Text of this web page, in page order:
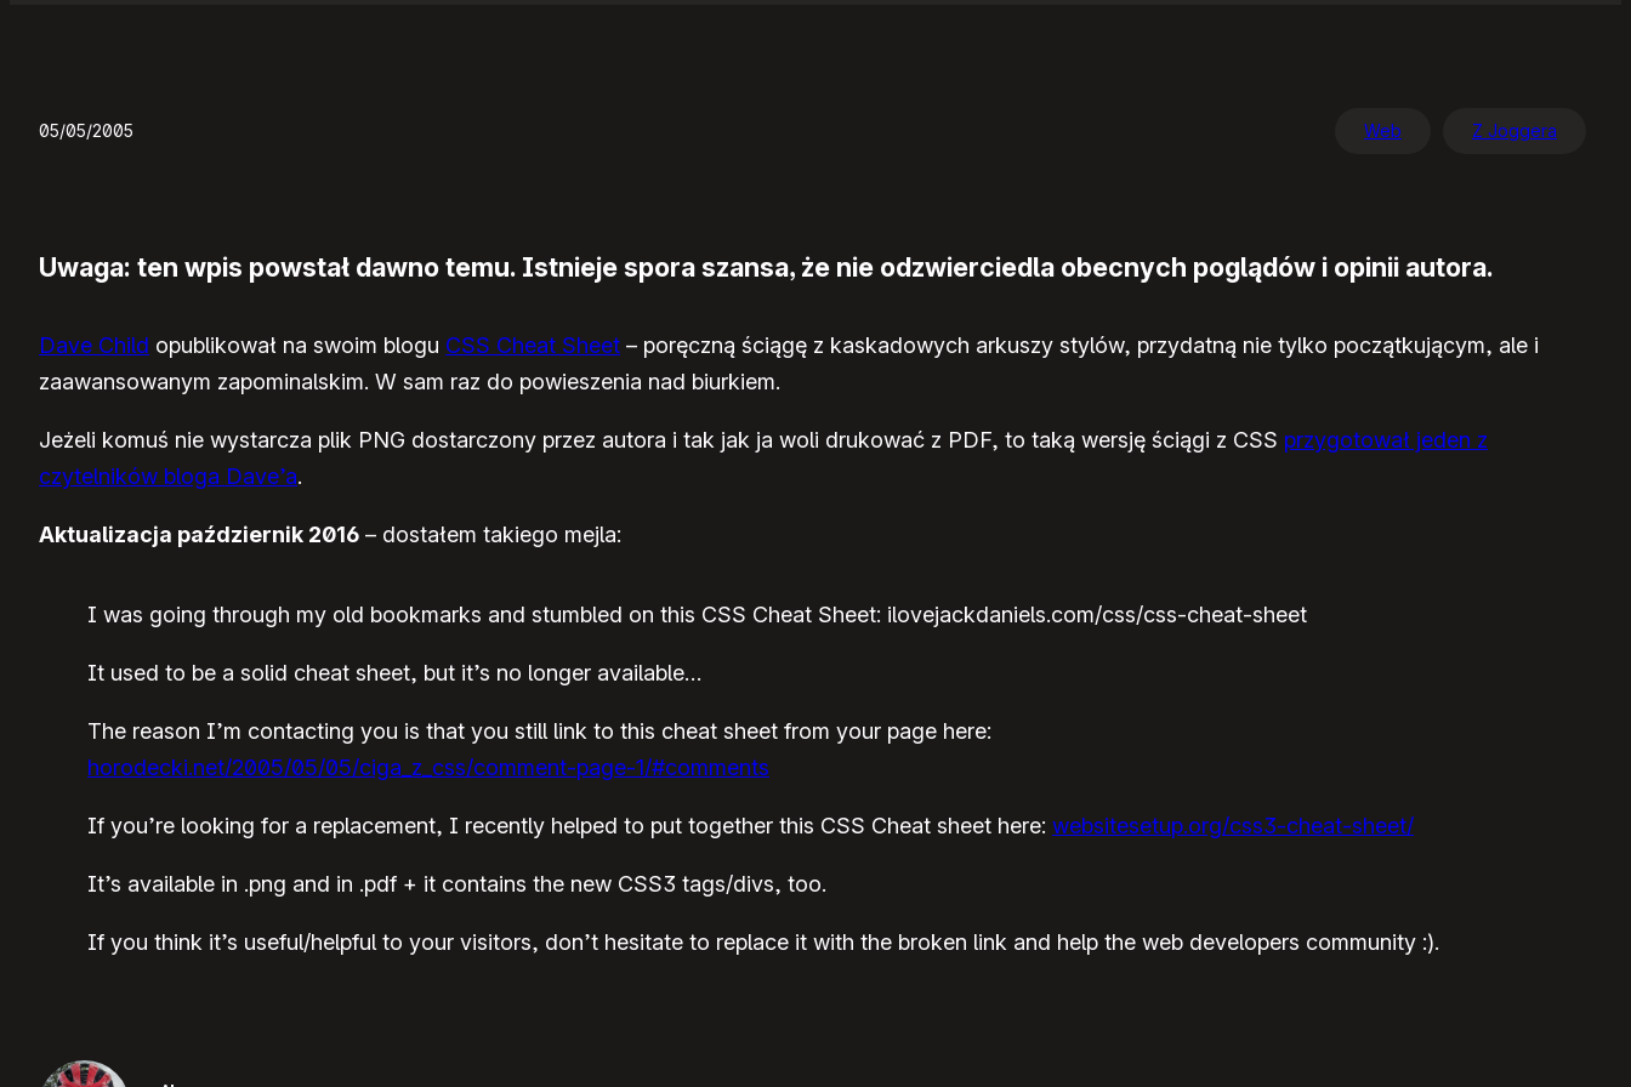
05/05/2005 Web Z Joggera
Uwaga: ten wpis powstał dawno temu. Istnieje spora szansa, że nie odzwierciedla obecnych poglądów i opinii autora.
Dave Child opublikował na swoim blogu CSS Cheat Sheet – poręczną ściągę z kaskadowych arkuszy stylów, przydatną nie tylko początkującym, ale i
zaawansowanym zapominalskim. W sam raz do powieszenia nad biurkiem.
Jeżeli komuś nie wystarcza plik PNG dostarczony przez autora i tak jak ja woli drukować z PDF, to taką wersję ściągi z CSS przygotował jeden z
czytelników bloga Dave’a.
Aktualizacja październik 2016 – dostałem takiego mejla:
I was going through my old bookmarks and stumbled on this CSS Cheat Sheet: ilovejackdaniels.com/css/css-cheat-sheet
It used to be a solid cheat sheet, but it’s no longer available…
The reason I’m contacting you is that you still link to this cheat sheet from your page here:
horodecki.net/2005/05/05/ciga_z_css/comment-page-1/#comments
If you’re looking for a replacement, I recently helped to put together this CSS Cheat sheet here: websitesetup.org/css3-cheat-sheet/
It’s available in .png and in .pdf + it contains the new CSS3 tags/divs, too.
If you think it’s useful/helpful to your visitors, don’t hesitate to replace it with the broken link and help the web developers community :).